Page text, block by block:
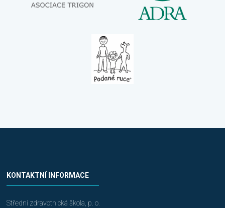
KONTAKTNÍ INFORMACE
Střední zdravotnická škola, p. o.